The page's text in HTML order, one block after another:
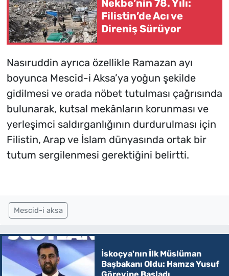
Nekbe’nin 78. Yılı:
Filistin’de Acı ve
Direniş Sürüyor
Nasıruddin ayrıca özellikle Ramazan ayı
boyunca Mescid-i Aksa’ya yoğun şekilde
gidilmesi ve orada nöbet tutulması çağrısında
bulunarak, kutsal mekânların korunması ve
yerleşimci saldırganlığının durdurulması için
Filistin, Arap ve İslam dünyasında ortak bir
tutum sergilenmesi gerektiğini belirtti.
Mescid-i aksa
İskoçya'nın İlk Müslüman
Başbakanı Oldu: Hamza Yusuf
Görevine Başladı